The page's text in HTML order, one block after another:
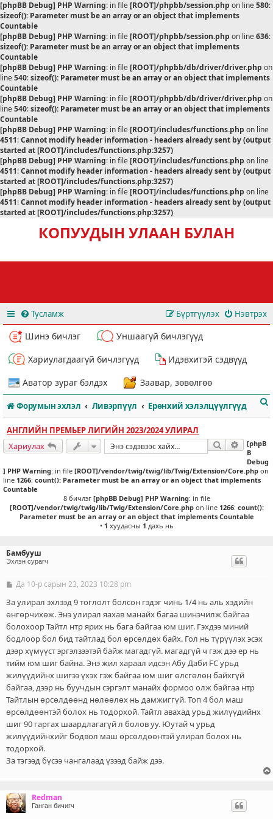
[phpBB Debug] PHP Warning: in file[ROOT]/phpbb/session.php on line580:
sizeof(): Parameter must be an array or an object that implements
Countable
[phpBB Debug] PHP Warning: in file[ROOT]/phpbb/session.php on line636:
sizeof(): Parameter must be an array or an object that implements
Countable
[phpBB Debug] PHP Warning: in file[ROOT]/phpbb/db/driver/driver.php on
line540:sizeof(): Parameter must be an array or an object that implements
Countable
[phpBB Debug] PHP Warning: in file[ROOT]/phpbb/db/driver/driver.php on
line540:sizeof(): Parameter must be an array or an object that implements
Countable
[phpBB Debug] PHP Warning: in file[ROOT]/includes/functions.php on line
4511:Cannot modify header information - headers already sent by (output
started at [ROOT]/includes/functions.php:3257)
[phpBB Debug] PHP Warning: in file[ROOT]/includes/functions.php on line
4511:Cannot modify header information - headers already sent by (output
started at [ROOT]/includes/functions.php:3257)
[phpBB Debug] PHP Warning: in file[ROOT]/includes/functions.php on line
4511:Cannot modify header information - headers already sent by (output
started at [ROOT]/includes/functions.php:3257)
КОПУУДЫН УЛААН БУЛАН
Тусламж Нэвтрэх
Бүртгүүлэх
Шинэ бичлэг
Уншаагүй бичлэгүүд
Хариулагдаагүй бичлэгүүд
Идэвхитэй сэдвүүд
Аватор зураг бэлдэх
Заавар, зөвөлгөө
Форумын эхлэл Ливэрпүүл Ерөнхий хэлэлцүүлгүүд
АНГЛИЙН ПРЕМЬЕР ЛИГИЙН 2023/2024 УЛИРАЛ
Хариулах
Хайлт
[phpB
B
Debug
] PHP Warning: in file [ROOT]/vendor/twig/twig/lib/Twig/Extension/Core.php on
line 1266: count(): Parameter must be an array or an object that implements
Countable
8 бичлэг [phpBB Debug] PHP Warning: in file
[ROOT]/vendor/twig/twig/lib/Twig/Extension/Core.phpon line 1266: count():
Parameter must be an array or an object that implements Countable
• 1 хуудасны 1 дахь нь
Бамбууш
Эхлэн сурагч
Б
ч
л
э
г
Да 10-р сарын 23, 2023 10:28 pm
За улирал эхлээд 9 тоглолт болсон гэдэг чинь 1/4 нь аль хэдийн
өнгөрчихөж. Энэ улирал яахав манайх багаа шинэчилж байгаа
болохоор Тайтл нтр ярих нь бага байгаа юм шиг. Гэхдээ миний
бодлоор бол бид тайтлад бол өрсөлдөх байх. Гол нь түрүүлэх эсэх
дээр хүмүүст эргэлзээтэй байж магадгүй. магадгүй ч гэж дээ ер нь
тийм юм шиг байна. Энэ жил хараал идсэн Абу Даби FC урьд
жилүүдийнх шигээ үхэх гэж байгаа юм шиг өлсгөлөн байхгүй
байгаа, дээр нь буучдын сэргэлт манайх формоо олж байгаа нтр
Тайтлын өрсөлдөөнд нөлөөлөх нь дамжиггүй. Топ 4 бол маш
өрсөлдөөнтэй болох нь тодорхой. Тайтл авахад урьд жилүүдийнх
шиг 90 гаргах шаардлагагүй л болов уу. Юутай ч урьд
жилүүдийнхийг бодвол маш өрсөлдөөнтэй улирал болох нь
тодорхой.
За тэгээд бүсээ чангалаад үзээд байж дээ.
Redman
Ганган бичигч